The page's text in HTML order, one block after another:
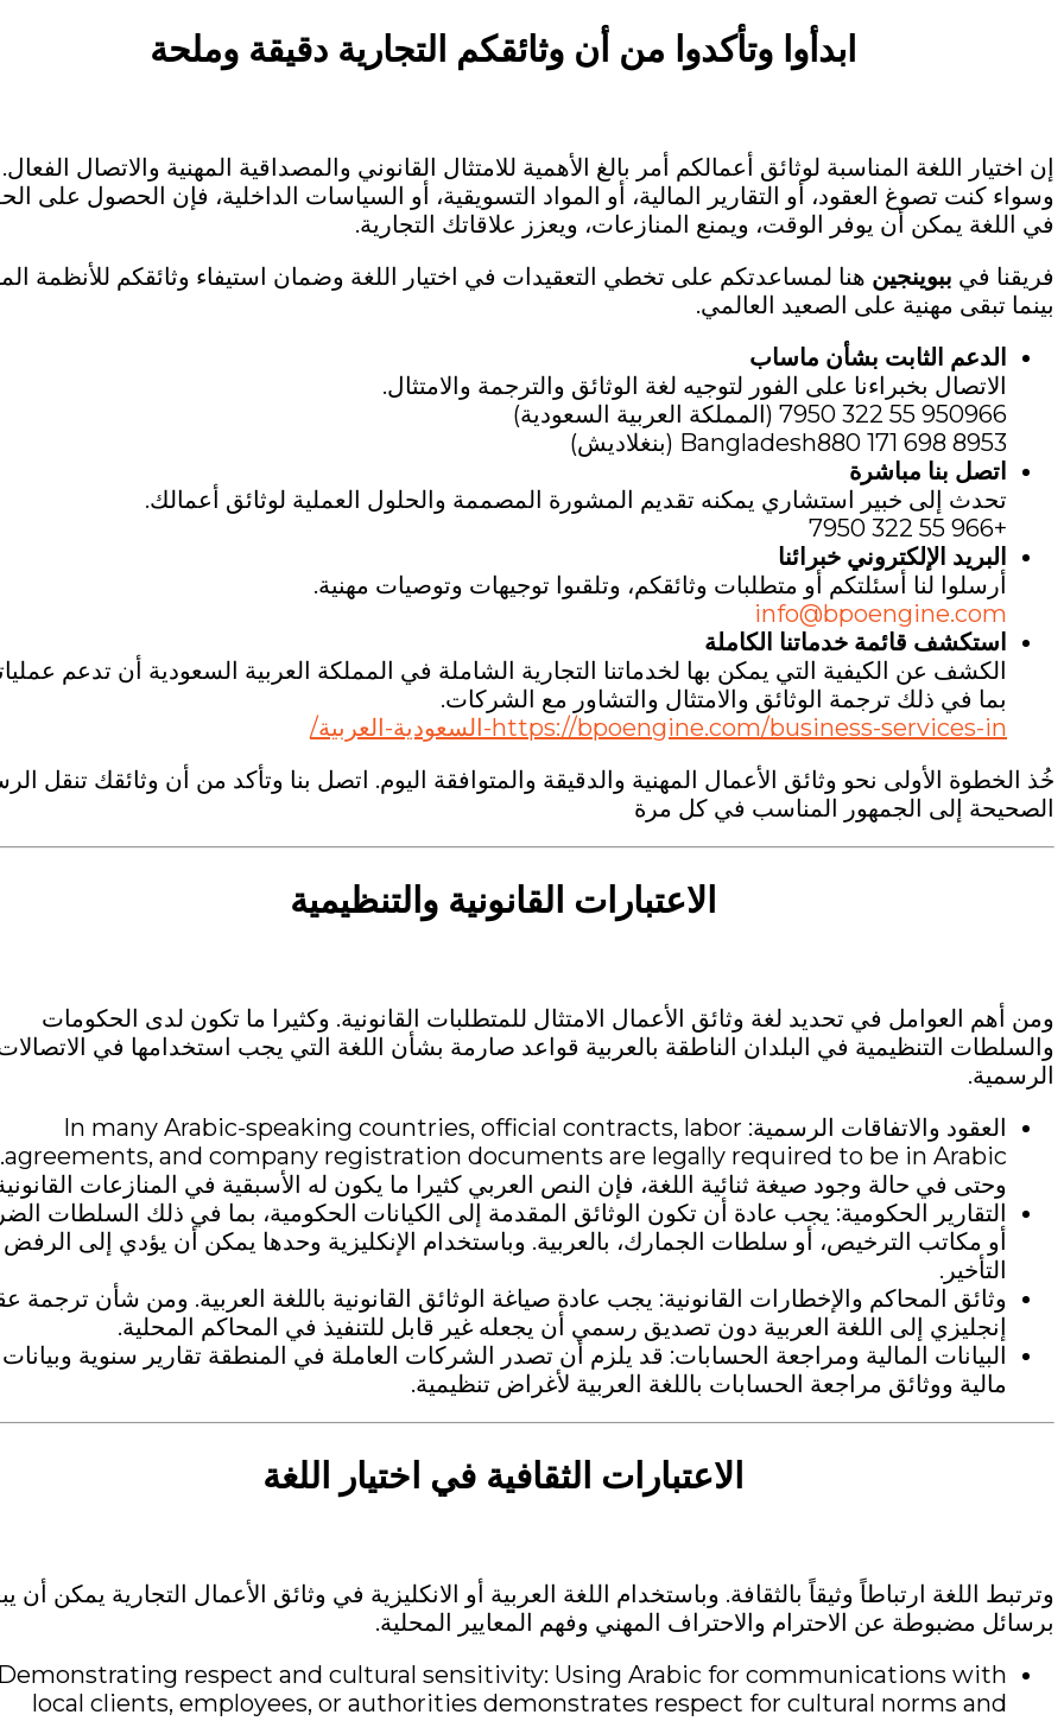
ابدأوا وتأكدوا من أن وثائقكم التجارية دقيقة وملحة
إن اختيار اللغة المناسبة لوثائق أعمالكم أمر بالغ الأهمية للامتثال القانوني والمصداقية المهنية والاتصال الفعال.
وسواء كنت تصوغ العقود، أو التقارير المالية، أو المواد التسويقية، أو السياسات الداخلية، فإن الحصول على
في اللغة يمكن أن يوفر الوقت، ويمنع المنازعات، ويعزز علاقاتك التجارية.
فريقنا في ببوينجين هنا لمساعدتكم على تخطي التعقيدات في اختيار اللغة وضمان استيفاء وثائقكم للأنظمة
بينما تبقى مهنية على الصعيد العالمي.
الدعم الثابت بشأن ماساب
الاتصال بخبراءنا على الفور لتوجيه لغة الوثائق والترجمة والامتثال.
950966 55 322 7950 (المملكة العربية السعودية)
Bangladesh880 171 698 8953 (بنغلاديش)
اتصل بنا مباشرة
تحدث إلى خبير استشاري يمكنه تقديم المشورة المصممة والحلول العملية لوثائق أعمالك.
+966 55 322 7950
البريد الإلكتروني خبرائنا
أرسلوا لنا أسئلتكم أو متطلبات وثائقكم، وتلقىوا توجيهات وتوصيات مهنية.
info@bpoengine.com
استكشف قائمة خدماتنا الكاملة
الكشف عن الكيفية التي يمكن بها لخدماتنا التجارية الشاملة في المملكة العربية السعودية أن تدعم
بما في ذلك ترجمة الوثائق والامتثال والتشاور مع الشركات.
https://bpoengine.com/business-services-in-السعودية-العربية/
خُذ الخطوة الأولى نحو وثائق الأعمال المهنية والدقيقة والمتوافقة اليوم. اتصل بنا وتأكد من أن وثائقك تنقل
الصحيحة إلى الجمهور المناسب في كل مرة
الاعتبارات القانونية والتنظيمية
ومن أهم العوامل في تحديد لغة وثائق الأعمال الامتثال للمتطلبات القانونية. وكثيرا ما تكون لدى الحكومات
والسلطات التنظيمية في البلدان الناطقة بالعربية قواعد صارمة بشأن اللغة التي يجب استخدامها في
الرسمية.
العقود والاتفاقات الرسمية: In many Arabic-speaking countries, official contracts, labor
agreements, and company registration documents are legally required to be in Arabic.
وحتى في حالة وجود صيغة ثنائية اللغة، فإن النص العربي كثيرا ما يكون له الأسبقية في المنازعات
التقارير الحكومية: يجب عادة أن تكون الوثائق المقدمة إلى الكيانات الحكومية، بما في ذلك السلطات
أو مكاتب الترخيص، أو سلطات الجمارك، بالعربية. وباستخدام الإنكليزية وحدها يمكن أن يؤدي إلى الرفض
التأخير.
وثائق المحاكم والإخطارات القانونية: يجب عادة صياغة الوثائق القانونية باللغة العربية. ومن شأن ترجمة
إنجليزي إلى اللغة العربية دون تصديق رسمي أن يجعله غير قابل للتنفيذ في المحاكم المحلية.
البيانات المالية ومراجعة الحسابات: قد يلزم أن تصدر الشركات العاملة في المنطقة تقارير سنوية وبيانات
مالية ووثائق مراجعة الحسابات باللغة العربية لأغراض تنظيمية.
الاعتبارات الثقافية في اختيار اللغة
وترتبط اللغة ارتباطاً وثيقاً بالثقافة. وباستخدام اللغة العربية أو الانكليزية في وثائق الأعمال التجارية يمكن أن
برسائل مضبوطة عن الاحترام والاحتراف المهني وفهم المعايير المحلية.
respect and cultural sensitivity: Using Arabic for communications with
local clients, employees, or authorities demonstrates respect for cultural norms and